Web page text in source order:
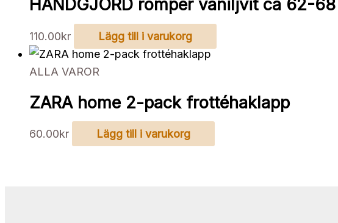
HANDGJORD romper vaniljvit ca 62-68
110.00kr Lägg till i varukorg
ALLA VAROR
ZARA home 2-pack frottéhaklapp
60.00kr Lägg till i varukorg